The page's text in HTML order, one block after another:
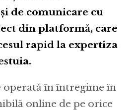
de comunicare cu
din platformă, care
rapid la expertiza
operată în întregime în
online de pe orice